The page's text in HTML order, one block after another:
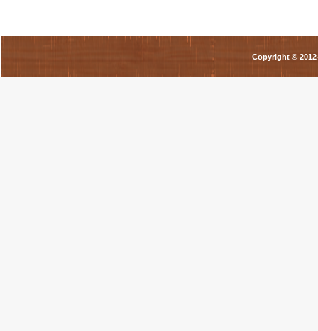
Copyright ©